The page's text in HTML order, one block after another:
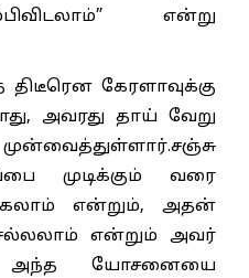
என்று
கேரளாவுக்கு
அவரது தாய் வேறு
முடிக்கும் வரை
என்றும், அதன்
என்றும் அவர்
அந்த யோசனையை